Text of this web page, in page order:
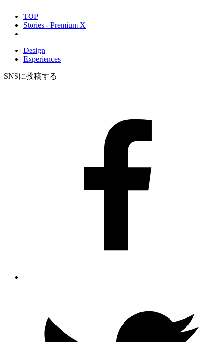
TOP
Stories - Premium X
Design
Experiences
SNSに投稿する